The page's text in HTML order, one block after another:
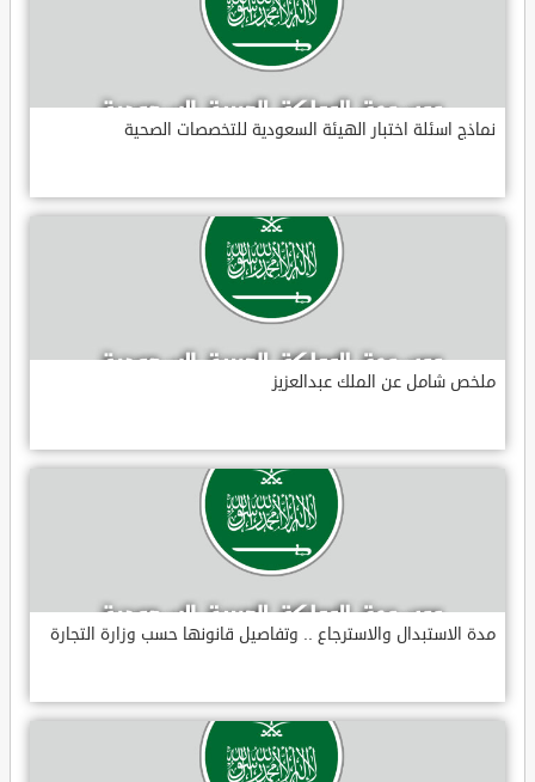
نماذج اسئلة اختبار الهيئة السعودية للتخصصات الصحية
ملخص شامل عن الملك عبدالعزيز
مدة الاستبدال والاسترجاع .. وتفاصيل قانونها حسب وزارة التجارة